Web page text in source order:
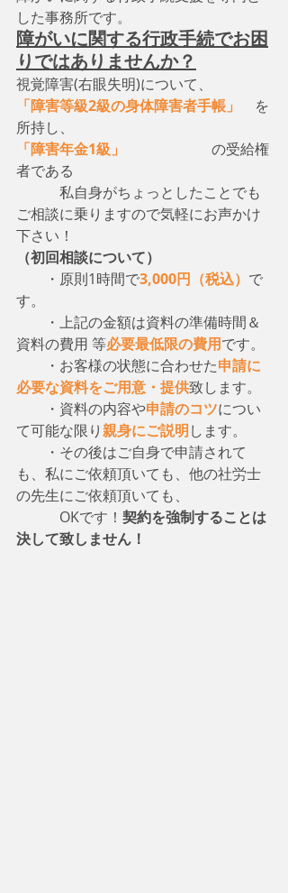
した事務所です。
障がいに関する行政手続でお困
りではありませんか？
視覚障害(右眼失明)について、
「障害等級2級の身体障害者手帳」
を
所持し、
「障害年金1級」
の受給権
者である
私自身がちょっとしたことでも
ご相談に乗りますので気軽にお声かけ
下さい！
（初回相談について）
・原則1時間で3,000円（税込） で
す。
・上記の金額は資料の準備時間＆
資料の費用 等必要最低限の費用です。
・お客様の状態に合わせた申請に
必要な資料をご用意・提供致します。
・資料の内容や申請のコツについ
て可能な限り親身にご説明します。
・その後はご自身で申請されて
も、私にご依頼頂いても、他の社労士
の先生にご依頼頂いても、
OKです！ 契約を強制することは
決して致しません！